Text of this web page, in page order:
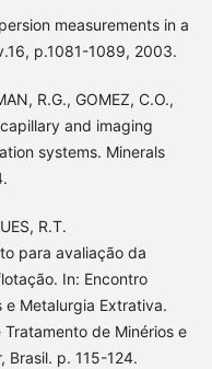
measurements in a
p.1081-1089, 2003.
R.G., GOMEZ, C.O.,
and imaging
systems. Minerals
R.T.
para avaliação da
In: Encontro
e Metalurgia Extrativa.
de Minérios e
Brasil. p. 115-124.